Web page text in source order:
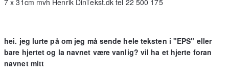
7 x 31cm mvh Henrik DinTekst.dk tel 22 500 175
hei. jeg lurte på om jeg må sende hele teksten i "EPS" eller
bare hjertet og la navnet være vanlig? vil ha et hjerte foran
navnet mitt